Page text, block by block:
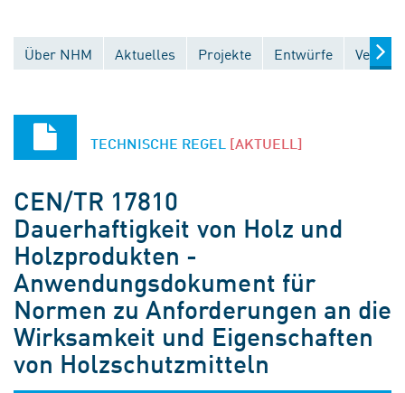
Über NHM Aktuelles Projekte Entwürfe
TECHNISCHE REGEL [AKTUELL]
CEN/TR 17810
Dauerhaftigkeit von Holz und
Holzprodukten -
Anwendungsdokument für
Normen zu Anforderungen an die
Wirksamkeit und Eigenschaften
von Holzschutzmitteln